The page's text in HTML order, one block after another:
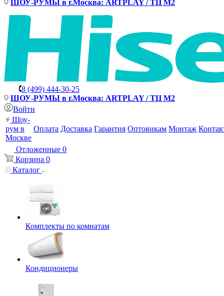
ШОУ-РУМЫ в г.Москва: ARTPLAY / ТЦ М2
8 (499) 444-30-25
ШОУ-РУМЫ в г.Москва: ARTPLAY / ТЦ М2
Войти
Шоу-
рум в
Москве
Оплата Доставка Гарантия Оптовикам Монтаж
Отложенные 0
Корзина 0
Каталог
Комплекты по комнатам
Кондиционеры